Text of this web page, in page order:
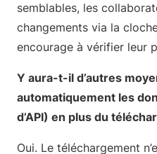
semblables, les
changements via la
encourage à vérifier leur
Y aura-t-il d’autres
automatiquement les
d’API) en plus du
Oui. Le téléchargement